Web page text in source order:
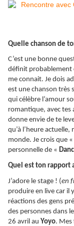
Quelle chanson de
C’est une bonne
définit probablement
me connait. Je dois
est une chanson très
qui célèbre l’amour
romantique, avec tes
donne envie de te
qu’à l’heure
monde. Je crois que «
personnelle de «
Quel est ton rapport
J’adore le stage ! (en
produire en live car il
réactions des gens
des personnes dans
26 avril au Yoyo. Mes